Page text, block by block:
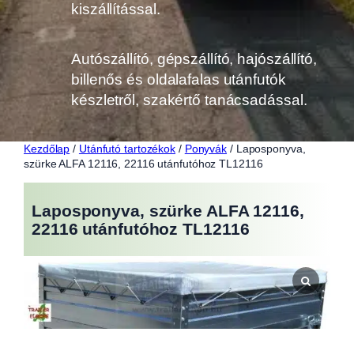
kiszállítással.
Autószállító, gépszállító, hajószállító,
billenős és oldalafalas utánfutók
készletről, szakértő tanácsadással.
Kezdőlap / Utánfutó tartozékok / Ponyvák / Laposponyva,
szürke ALFA 12116, 22116 utánfutóhoz TL12116
Laposponyva, szürke ALFA 12116,
22116 utánfutóhoz TL12116